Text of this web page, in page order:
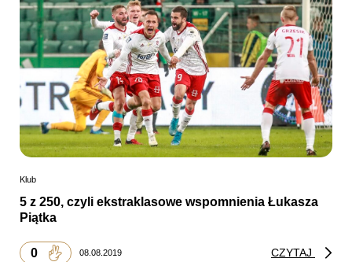
Klub
5 z 250, czyli ekstraklasowe wspomnienia Łukasza
Piątka
0 08.08.2019 CZYTAJ